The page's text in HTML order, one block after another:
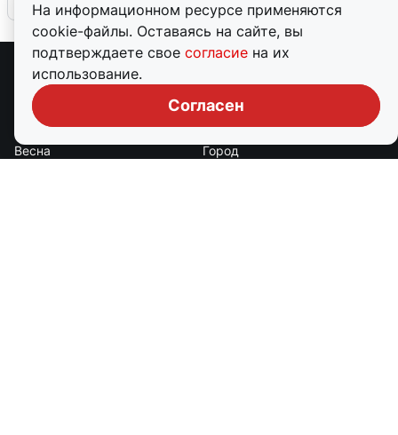
На информационном ресурсе применяются
cookie-файлы. Оставаясь на сайте, вы
подтверждаете свое согласие на их
использование.
Согласен
Рубрики
Авто
Бизнес
Весна
Город